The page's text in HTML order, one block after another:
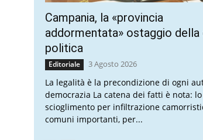
Campania, la «provincia
addormentata» ostaggio
politica
Editoriale 3 Agosto 2026
La legalità è la precondizione di ogni
democrazia La catena dei fatti è nota: lo
scioglimento per infiltrazione
comuni importanti, per...